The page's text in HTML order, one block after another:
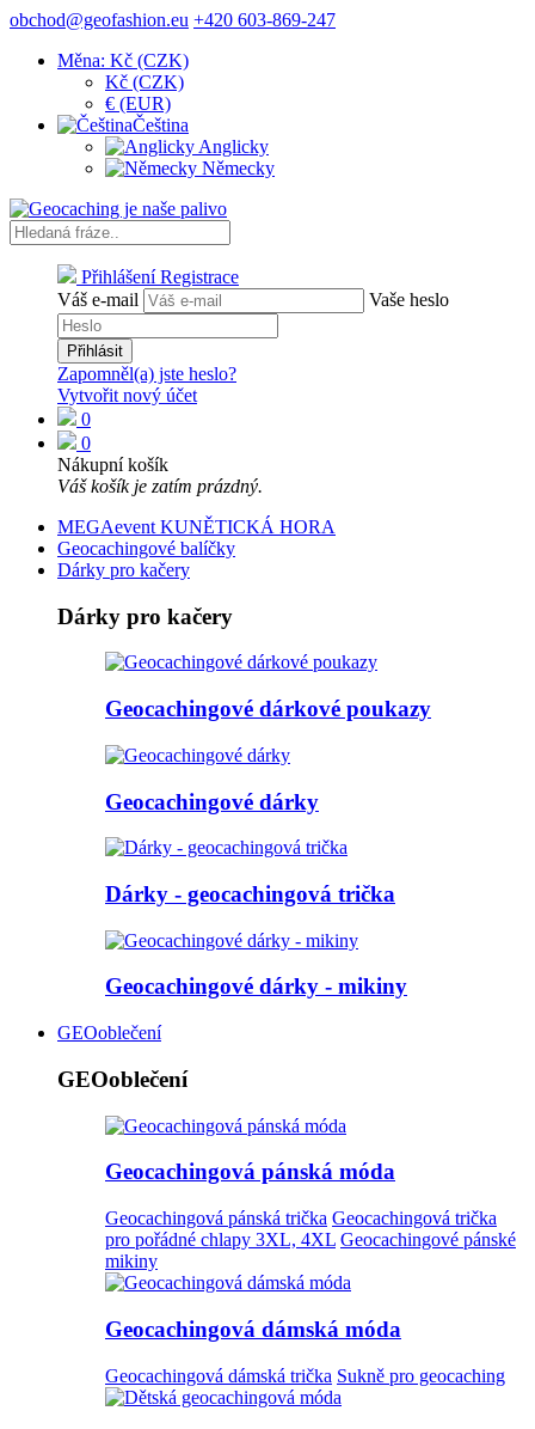
obchod@geofashion.eu +420 603-869-247
Měna: Kč (CZK)
Kč (CZK)
€ (EUR)
Čeština
Anglicky
Německy
Přihlášení Registrace
Váš e-mail
Vaše heslo
Přihlásit
Zapomněl(a) jste heslo?
Vytvořit nový účet
0
0
Nákupní košík
Váš košík je zatím prázdný.
MEGAevent KUNĚTICKÁ HORA
Geocachingové balíčky
Dárky pro kačery
Dárky pro kačery
Geocachingové dárkové poukazy
Geocachingové dárky
Dárky - geocachingová trička
Geocachingové dárky - mikiny
GEOoblečení
GEOoblečení
Geocachingová pánská móda
Geocachingová pánská trička Geocachingová trička
pro pořádné chlapy 3XL, 4XL Geocachingové pánské
mikiny
Geocachingová dámská móda
Geocachingová dámská trička Sukně pro geocaching